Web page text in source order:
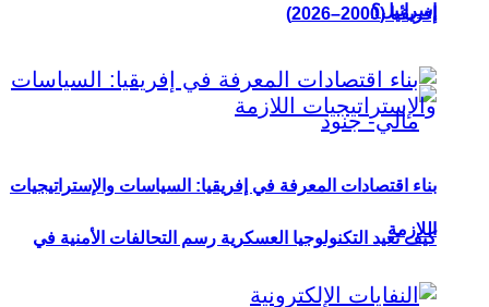
إسرائيل؟
كيف تعيد التكنولوجيا العسكرية رسم التحالفات الأمنية في
إفريقيا (2000–2026)
بناء اقتصادات المعرفة في إفريقيا: السياسات والإستراتيجيات
اللازمة